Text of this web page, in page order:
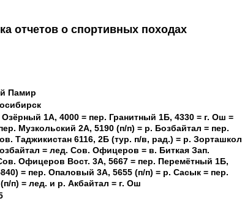
отчетов о спортивных походах
Памир
1А, 4000 = пер. Гранитный 1Б, 4330 = г. Ош =
Музкольский 2А, 5190 (п/п) = р. Бозбайтал = пер.
Таджикистан 6116, 2Б (тур. п/в, рад.) = р. Зорташкол
= лед. Сов. Офицеров = в. Биткая Зап.
Офицеров Вост. 3А, 5667 = пер. Перемётный 1Б,
= пер. Опаловый 3А, 5655 (п/п) = р. Сасык = пер.
п) = лед. и р. Акбайтал = г. Ош